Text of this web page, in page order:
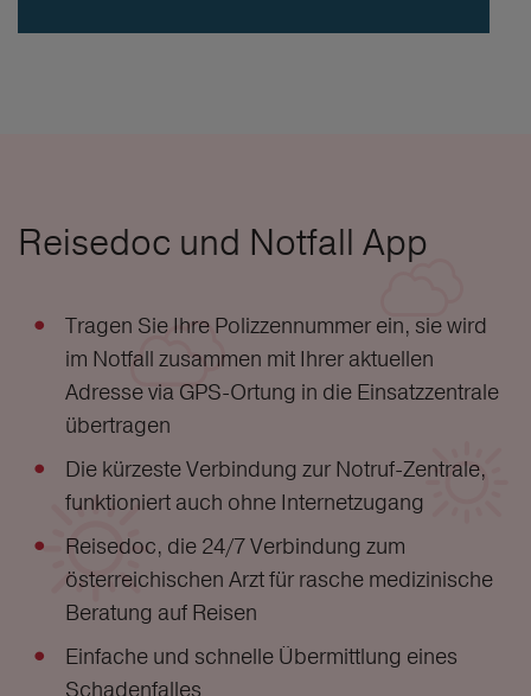
Reisedoc und Notfall App
Tragen Sie Ihre Polizzennummer ein, sie wird
im Notfall zusammen mit Ihrer aktuellen
Adresse via GPS-Ortung in die Einsatzzentrale
übertragen
Die kürzeste Verbindung zur Notruf-Zentrale,
funktioniert auch ohne Internetzugang
Reisedoc, die 24/7 Verbindung zum
österreichischen Arzt für rasche medizinische
Beratung auf Reisen
Einfache und schnelle Übermittlung eines
Schadenfalles